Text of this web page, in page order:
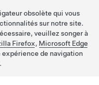
obsolète qui vous
sur notre site.
veuillez songer à
Firefox, Microsoft Edge
de navigation